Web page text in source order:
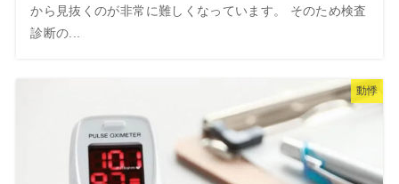
から見抜くのが非常に難しくなっています。 そのため検査
診断の...
動悸